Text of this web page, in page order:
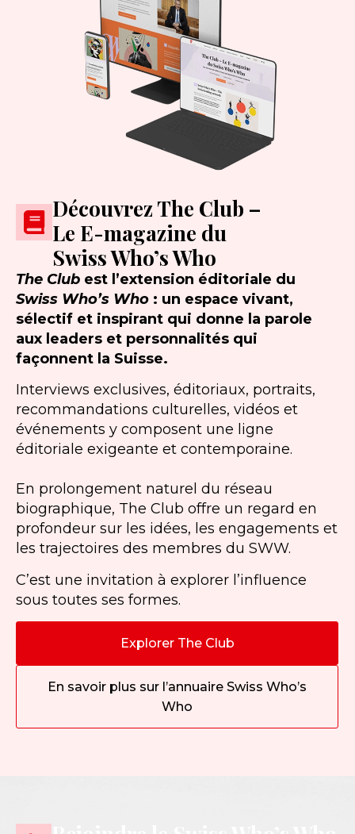
Découvrez The Club –
Le E-magazine du
Swiss Who’s Who
The Club est l’extension éditoriale du
Swiss Who’s Who : un espace vivant,
sélectif et inspirant qui donne la parole
aux leaders et personnalités qui
façonnent la Suisse.
Interviews exclusives, éditoriaux, portraits,
recommandations culturelles, vidéos et
événements y composent une ligne
éditoriale exigeante et contemporaine.
En prolongement naturel du réseau
biographique, The Club offre un regard en
profondeur sur les idées, les engagements et
les trajectoires des membres du SWW.
C’est une invitation à explorer l’influence
sous toutes ses formes.
Explorer The Club
En savoir plus sur l’annuaire Swiss Who’s
Who